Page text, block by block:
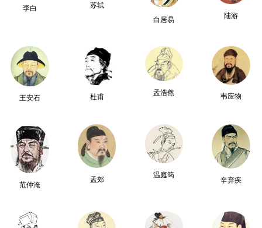
李白
苏轼
白居易
陆游
王安石 杜甫
孟浩然 韦应物
范仲淹
孟郊
温庭筠
辛弃疾